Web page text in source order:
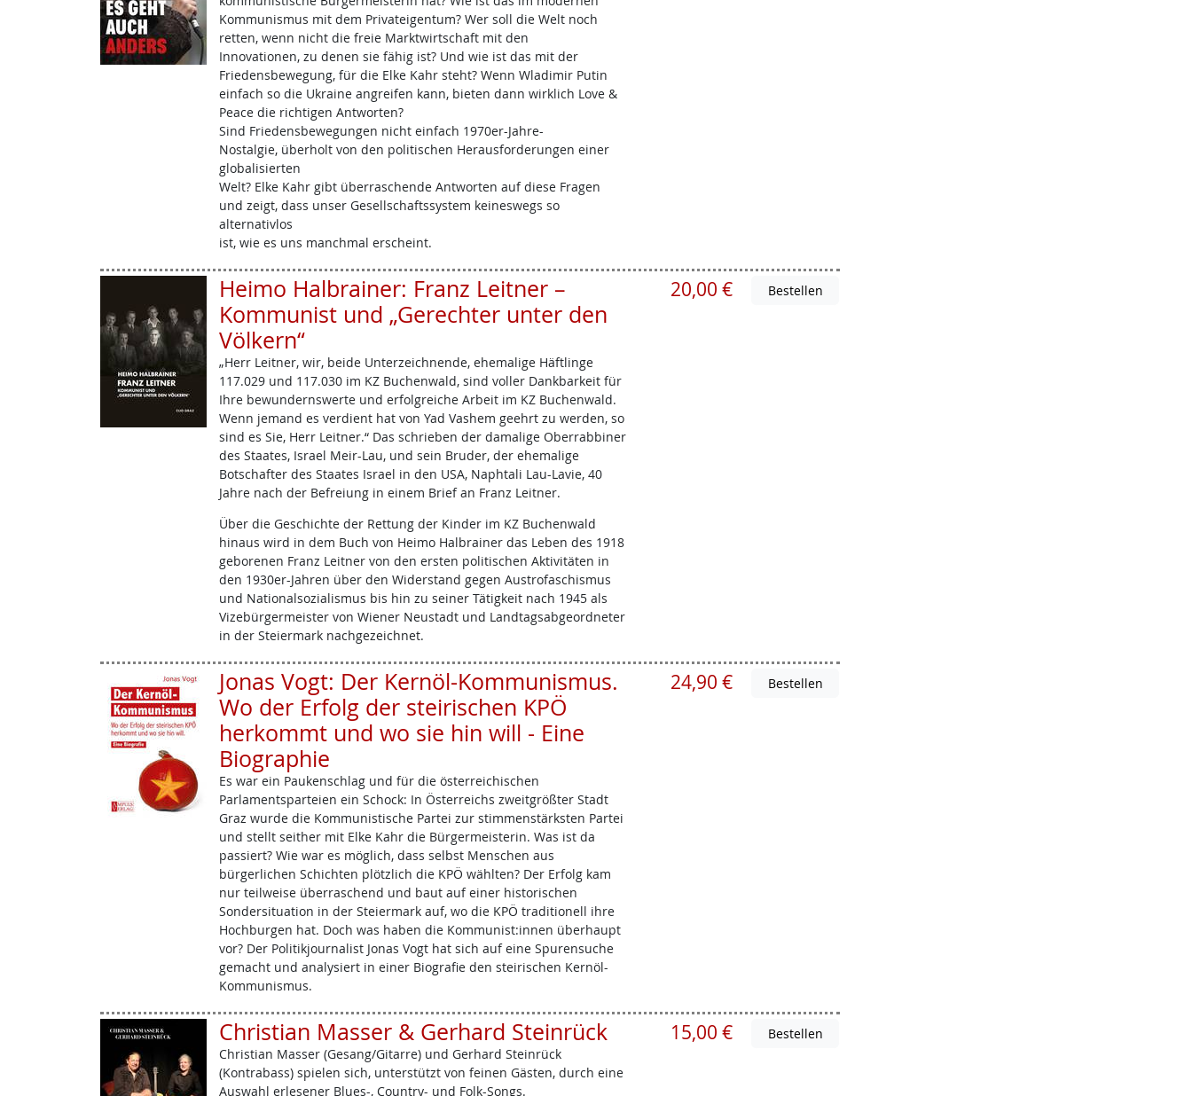
Kommunismus mit dem Privateigentum? Wer soll die Welt noch
retten, wenn nicht die freie Marktwirtschaft mit den
Innovationen, zu denen sie fähig ist? Und wie ist das mit der
Friedensbewegung, für die Elke Kahr steht? Wenn Wladimir Putin
einfach so die Ukraine angreifen kann, bieten dann wirklich Love &
Peace die richtigen Antworten?
Sind Friedensbewegungen nicht einfach 1970er-Jahre-
Nostalgie, überholt von den politischen Herausforderungen einer
globalisierten
Welt? Elke Kahr gibt überraschende Antworten auf diese Fragen
und zeigt, dass unser Gesellschaftssystem keineswegs so
alternativlos
ist, wie es uns manchmal erscheint.
Heimo Halbrainer: Franz Leitner –
Kommunist und „Gerechter unter den
Völkern“
„Herr Leitner, wir, beide Unterzeichnende, ehemalige Häftlinge
117.029 und 117.030 im KZ Buchenwald, sind voller Dankbarkeit für
Ihre bewundernswerte und erfolgreiche Arbeit im KZ Buchenwald.
Wenn jemand es verdient hat von Yad Vashem geehrt zu werden, so
sind es Sie, Herr Leitner.“ Das schrieben der damalige Oberrabbiner
des Staates, Israel Meir-Lau, und sein Bruder, der ehemalige
Botschafter des Staates Israel in den USA, Naphtali Lau-Lavie, 40
Jahre nach der Befreiung in einem Brief an Franz Leitner.
Über die Geschichte der Rettung der Kinder im KZ Buchenwald
hinaus wird in dem Buch von Heimo Halbrainer das Leben des 1918
geborenen Franz Leitner von den ersten politischen Aktivitäten in
den 1930er-Jahren über den Widerstand gegen Austrofaschismus
und Nationalsozialismus bis hin zu seiner Tätigkeit nach 1945 als
Vizebürgermeister von Wiener Neustadt und Landtagsabgeordneter
in der Steiermark nachgezeichnet.
20,00 €
Jonas Vogt: Der Kernöl-Kommunismus.
Wo der Erfolg der steirischen KPÖ
herkommt und wo sie hin will - Eine
Biographie
Es war ein Paukenschlag und für die österreichischen
Parlamentsparteien ein Schock: In Österreichs zweitgrößter Stadt
Graz wurde die Kommunistische Partei zur stimmenstärksten Partei
und stellt seither mit Elke Kahr die Bürgermeisterin. Was ist da
passiert? Wie war es möglich, dass selbst Menschen aus
bürgerlichen Schichten plötzlich die KPÖ wählten? Der Erfolg kam
nur teilweise überraschend und baut auf einer historischen
Sondersituation in der Steiermark auf, wo die KPÖ traditionell ihre
Hochburgen hat. Doch was haben die Kommunist:innen überhaupt
vor? Der Politikjournalist Jonas Vogt hat sich auf eine Spurensuche
gemacht und analysiert in einer Biografie den steirischen Kernöl-
Kommunismus.
24,90 €
Christian Masser & Gerhard Steinrück
Christian Masser (Gesang/Gitarre) und Gerhard Steinrück
(Kontrabass) spielen sich, unterstützt von feinen Gästen, durch eine
Auswahl erlesener Blues-, Country- und Folk-Songs.
15,00 €